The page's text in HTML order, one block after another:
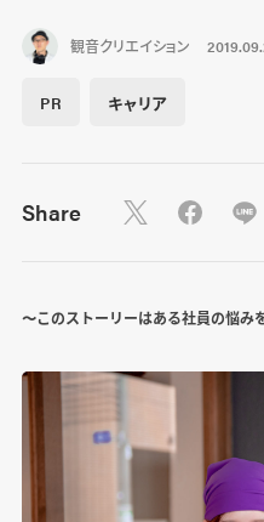
観音クリエイション
PR キャリア
Share
〜このストーリーはある社員の悩み